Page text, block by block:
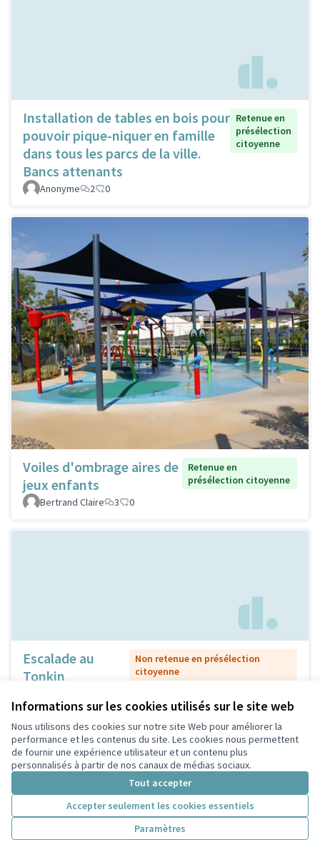
Informations sur les cookies utilisés sur le site web
Nous utilisons des cookies sur notre site Web pour améliorer la
performance et les contenus du site. Les cookies nous permettent
de fournir une expérience utilisateur et un contenu plus
personnalisés à partir de nos canaux de médias sociaux.
Tout accepter
Accepter seulement les cookies essentiels
Paramètres
Installation de tables en bois pour
pouvoir pique-niquer en famille
dans tous les parcs de la ville.
Bancs attenants
Retenue en
présélection
citoyenne
Anonyme 2 0
Voiles d'ombrage aires de
jeux enfants
Retenue en
présélection citoyenne
Bertrand Claire
3 0
Escalade au
Tonkin
Non retenue en présélection
citoyenne